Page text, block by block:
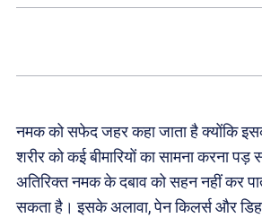
नमक को सफेद जहर कहा जाता है क्योंकि
शरीर को कई बीमारियों का सामना करना
अतिरिक्त नमक के दबाव को सहन नहीं कर
सकता है। इसके अलावा, पेन किलर्स और